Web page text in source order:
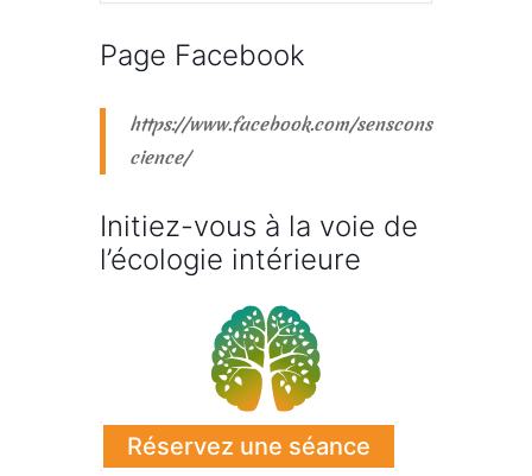
Page Facebook
https://www.facebook.com/senscons
cience/
Initiez-vous à la voie de
l’écologie intérieure
Réservez une séance